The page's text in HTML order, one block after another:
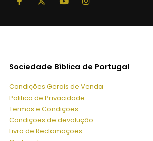
Sociedade Bíblica de Portugal
Condições Gerais de Venda
Politica de Privacidade
Termos e Condições
Condições de devolução
Livro de Reclamações